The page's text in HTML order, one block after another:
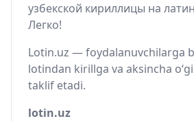
узбекской кириллицы на
Легко!
Lotin.uz — foydalanuvchilarga
lotindan kirillga va aksincha
taklif etadi.
lotin.uz